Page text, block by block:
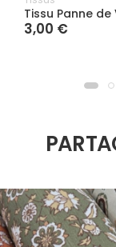
Tissu Panne
3,00 €